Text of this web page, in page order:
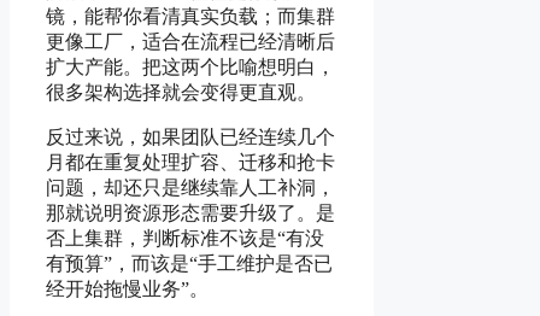
镜，能帮你看清真实负载；而集群
更像工厂，适合在流程已经清晰后
扩大产能。把这两个比喻想明白，
很多架构选择就会变得更直观。
反过来说，如果团队已经连续几个
月都在重复处理扩容、迁移和抢卡
问题，却还只是继续靠人工补洞，
那就说明资源形态需要升级了。是
否上集群，判断标准不该是“有没
有预算”，而该是“手工维护是否已
经开始拖慢业务”。